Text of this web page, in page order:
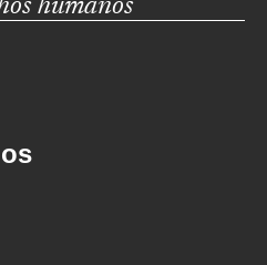
humanos